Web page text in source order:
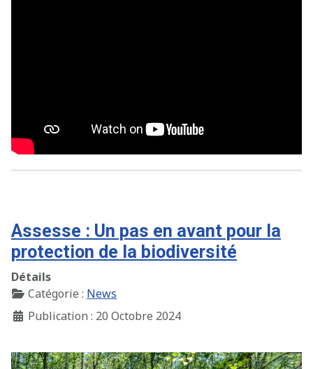
Assesse : Un pas en avant pour la
protection de la biodiversité
Détails
Catégorie : News
Publication : 20 Octobre 2024